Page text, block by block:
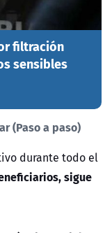
filtración
sensibles
(Paso a paso)
durante todo el
sigue